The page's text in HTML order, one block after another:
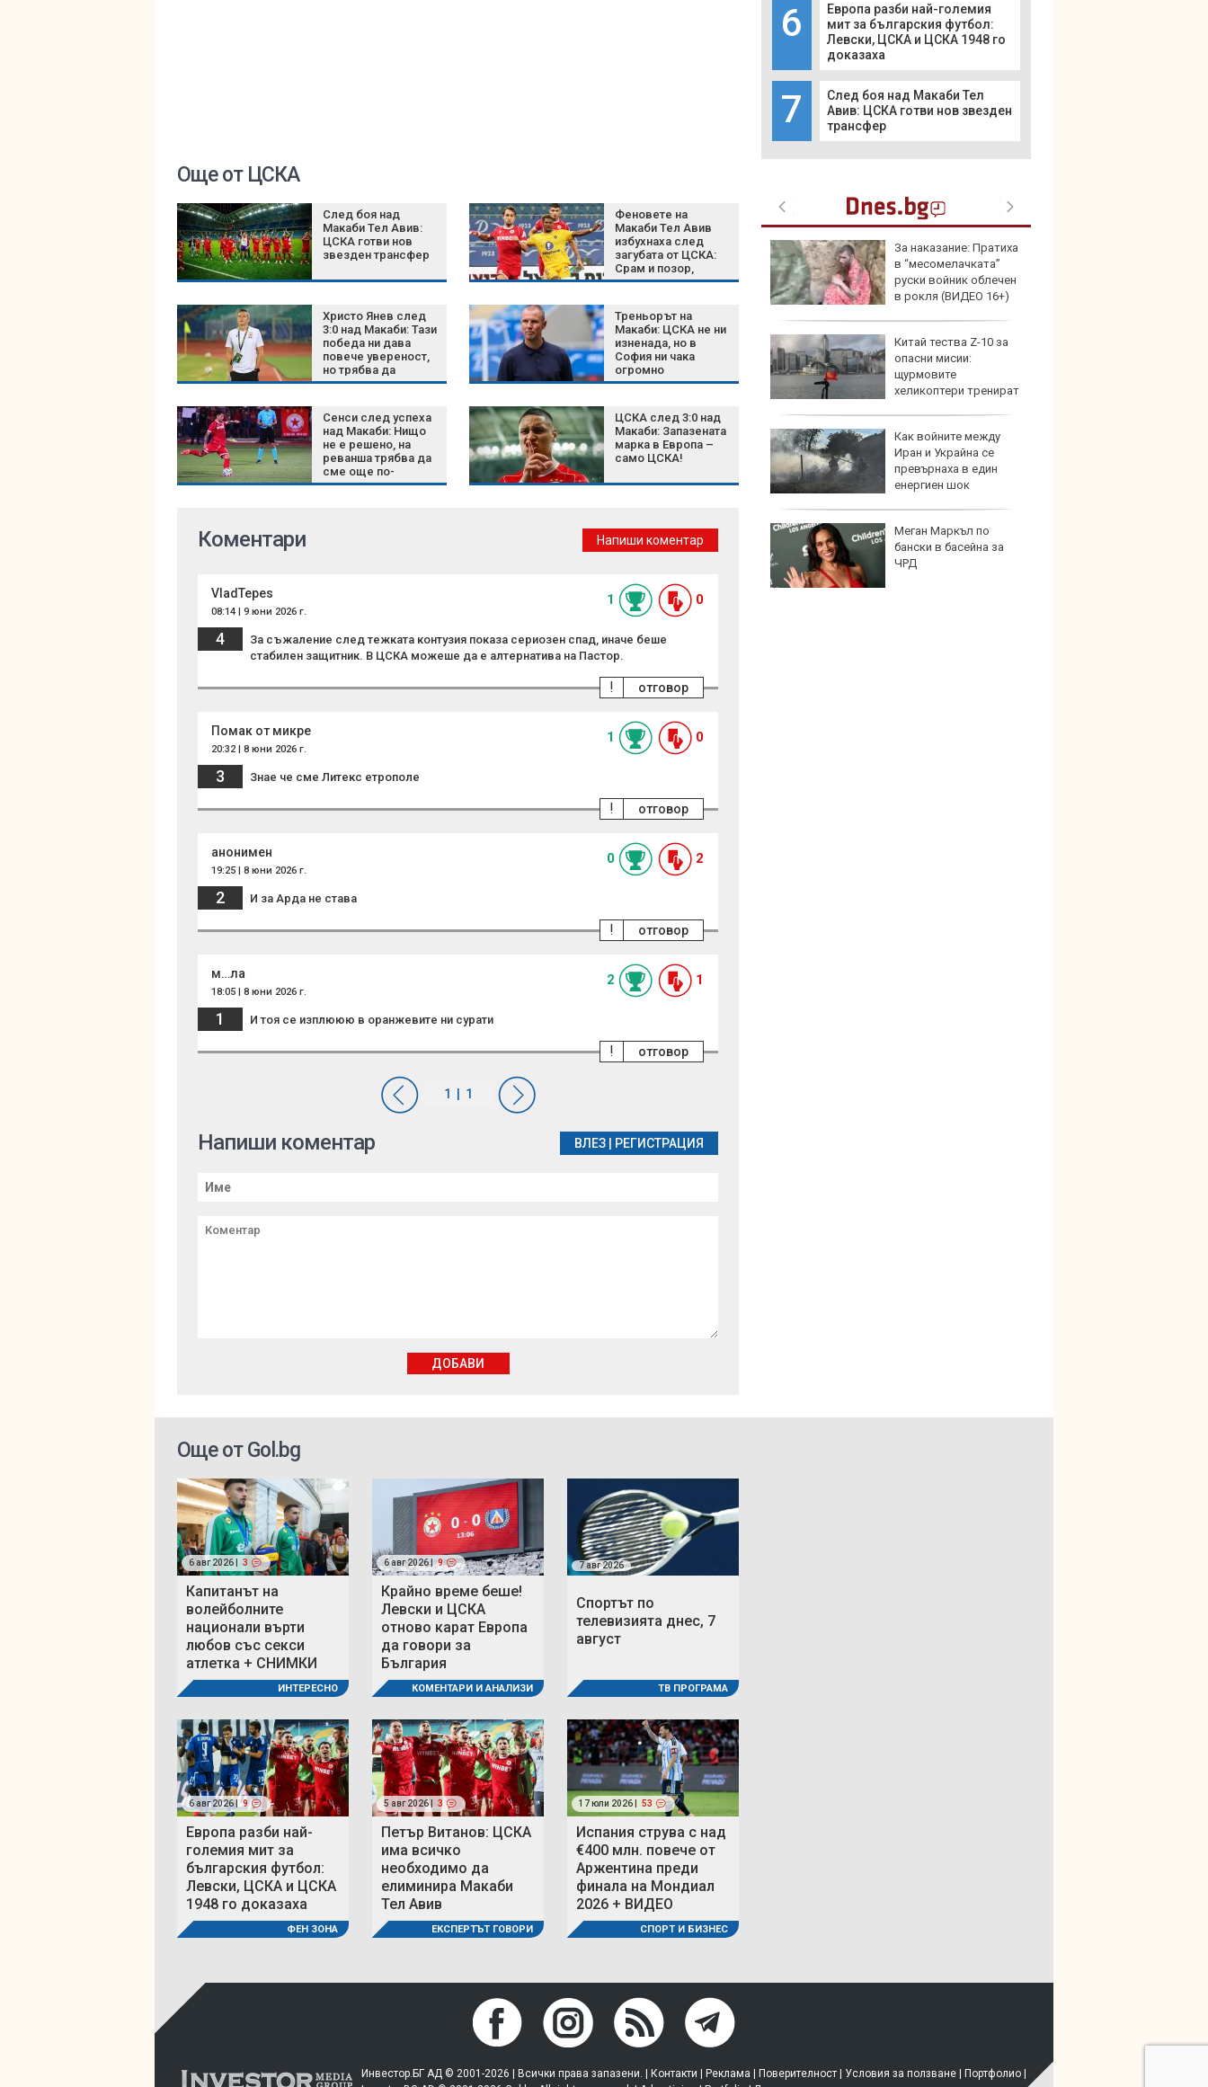
6
Европа разби най-големия
мит за българския футбол:
Левски, ЦСКА и ЦСКА 1948 го
доказаха
7
След боя над Макаби Тел
Авив: ЦСКА готви нов звезден
трансфер
Още от ЦСКА
След боя над
Макаби Тел Авив:
ЦСКА готви нов
звезден трансфер
Феновете на
Макаби Тел Авив
избухнаха след
загубата от ЦСКА:
Срам и позор,
истината лъсна
Христо Янев след
3:0 над Макаби: Тази
победа ни дава
повече увереност,
но трябва да
останем смирени
Треньорът на
Макаби: ЦСКА не ни
изненада, но в
София ни чака
огромно
предизвикателство
Сенси след успеха
над Макаби: Нищо
не е решено, на
реванша трябва да
сме още по-
концентрирани
ЦСКА след 3:0 над
Макаби: Запазената
марка в Европа –
само ЦСКА!
Белият дом избра
затворените AI
модели пред
Шум, бетон и жеги: Как
животните се
променят, за да
Късна емисия
Късна емисия
За наказание: Пратиха
в “месомелачката”
руски войник облечен
в рокля (ВИДЕО 16+)
Китай тества Z-10 за
опасни мисии:
щурмовите
хеликоптери тренират
Как войните между
Иран и Украйна се
превърнаха в един
енергиен шок
Меган Маркъл по
бански в басейна за
ЧРД
Коментари Напиши коментар
VladTepes
08:14 | 9 юни 2026 г.
1 0
4
За съжаление след тежката контузия показа сериозен спад, иначе беше
стабилен защитник. В ЦСКА можеше да е алтернатива на Пастор.
отговор
!
Помак от микре
20:32 | 8 юни 2026 г.
1 0
3 Знае че сме Литекс етрополе
отговор
!
анонимен
19:25 | 8 юни 2026 г.
0 2
2 И за Арда не става
отговор
!
м…ла
18:05 | 8 юни 2026 г.
2 1
1 И тоя се изплююю в оранжевите ни сурати
отговор
!
Напиши коментар ВЛЕЗ РЕГИСТРАЦИЯ
ДОБАВИ
Още от Gol.bg
6 авг 2026 | 3
Капитанът на
волейболните
национали върти
любов със секси
атлетка + СНИМКИ
ИНТЕРЕСНО
6 авг 2026 | 9
Крайно време беше!
Левски и ЦСКА
отново карат Европа
да говори за
България
КОМЕНТАРИ И АНАЛИЗИ
7 авг 2026
Спортът по
телевизията днес, 7
август
ТВ ПРОГРАМА
6 авг 2026 | 9
Европа разби най-
големия мит за
българския футбол:
Левски, ЦСКА и ЦСКА
1948 го доказаха
ФЕН ЗОНА
5 авг 2026 | 3
Петър Витанов: ЦСКА
има всичко
необходимо да
елиминира Макаби
Тел Авив
ЕКСПЕРТЪТ ГОВОРИ
17 юли 2026 | 53
Испания струва с над
€400 млн. повече от
Аржентина преди
финала на Мондиал
2026 + ВИДЕО
СПОРТ И БИЗНЕС
Инвестор.БГ АД © 2001-2026 | Всички права запазени. | Контакти Реклама Поверителност Условия за ползване Портфолио